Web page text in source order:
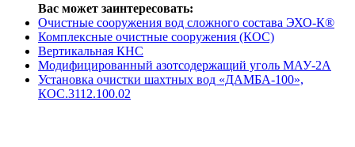
Вас может заинтересовать:
Очистные сооружения вод сложного состава ЭХО-К®
Комплексные очистные сооружения (КОС)
Вертикальная КНС
Модифицированный азотсодержащий уголь МАУ-2А
Установка очистки шахтных вод «ДАМБА-100»,
КОС.3112.100.02